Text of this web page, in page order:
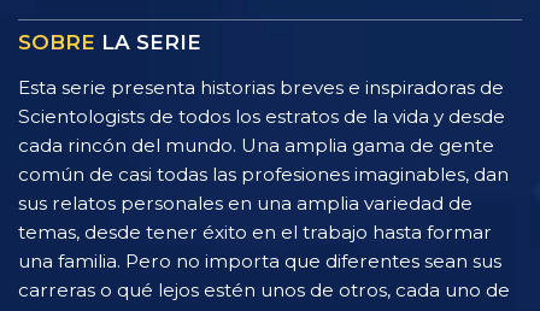
SOBRE LA SERIE
Esta serie presenta historias breves e inspiradoras de
Scientologists de todos los estratos de la vida y desde
cada rincón del mundo. Una amplia gama de gente
común de casi todas las profesiones imaginables, dan
sus relatos personales en una amplia variedad de
temas, desde tener éxito en el trabajo hasta formar
una familia. Pero no importa que diferentes sean sus
carreras o qué lejos estén unos de otros, cada uno de